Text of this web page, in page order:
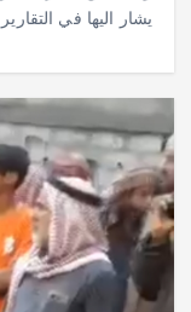
يشار اليها في